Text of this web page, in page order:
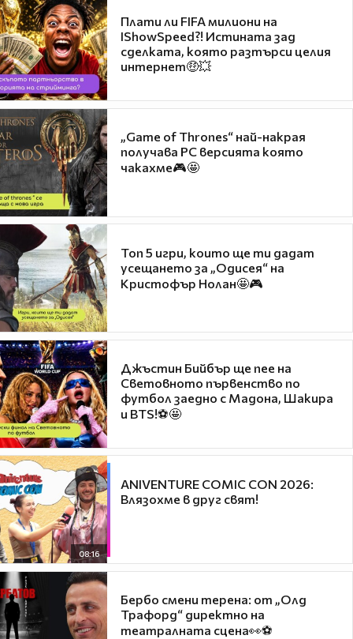
Плати ли FIFA милиони на
IShowSpeed?! Истината зад
сделката, която разтърси целия
интернет🤑💥
„Game of Thrones“ най-накрая
получава PC версията която
чакахме🎮🤩
Топ 5 игри, които ще ти дадат
усещането за „Одисея“ на
Кристофър Нолан🤩🎮
Джъстин Бийбър ще пее на
Световното първенство по
футбол заедно с Мадона, Шакира
и BTS!⚽🤩
08:16
ANIVENTURE COMIC CON 2026:
Влязохме в друг свят!
Бербо смени терена: от „Олд
Трафорд“ директно на
театралната сцена👀⚽